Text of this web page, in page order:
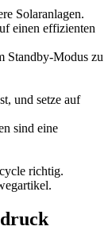
Solaranlagen.
einen effizienten
Standby-Modus zu
und setze auf
sind eine
richtig.